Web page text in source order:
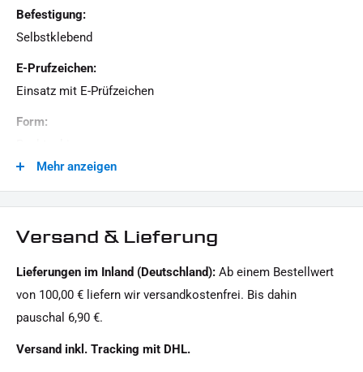
Befestigung:
Selbstklebend
E-Prufzeichen:
Einsatz mit E-Prüfzeichen
Form:
102, 5 x 15, 3 x 7 mm
Aluminium, Kunststoff
Mehr anzeigen
Versand & Lieferung
Lieferungen im Inland (Deutschland): Ab einem Bestellwert
von 100,00 € liefern wir versandkostenfrei. Bis dahin
pauschal 6,90 €.
Versand inkl. Tracking mit DHL.